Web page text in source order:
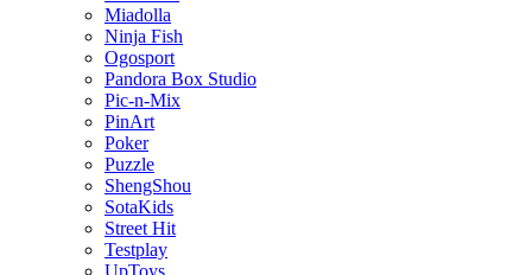
Miadolla
Ninja Fish
Ogosport
Pandora Box Studio
Pic-n-Mix
PinArt
Poker
Puzzle
ShengShou
SotaKids
Street Hit
Testplay
UpToys